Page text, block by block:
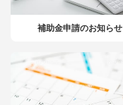
補助金申請のお知らせ